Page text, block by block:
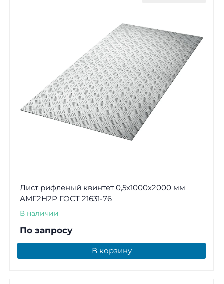
Лист рифленый квинтет 0,5х1000х2000 мм
АМГ2Н2Р ГОСТ 21631-76
В наличии
По запросу
В корзину